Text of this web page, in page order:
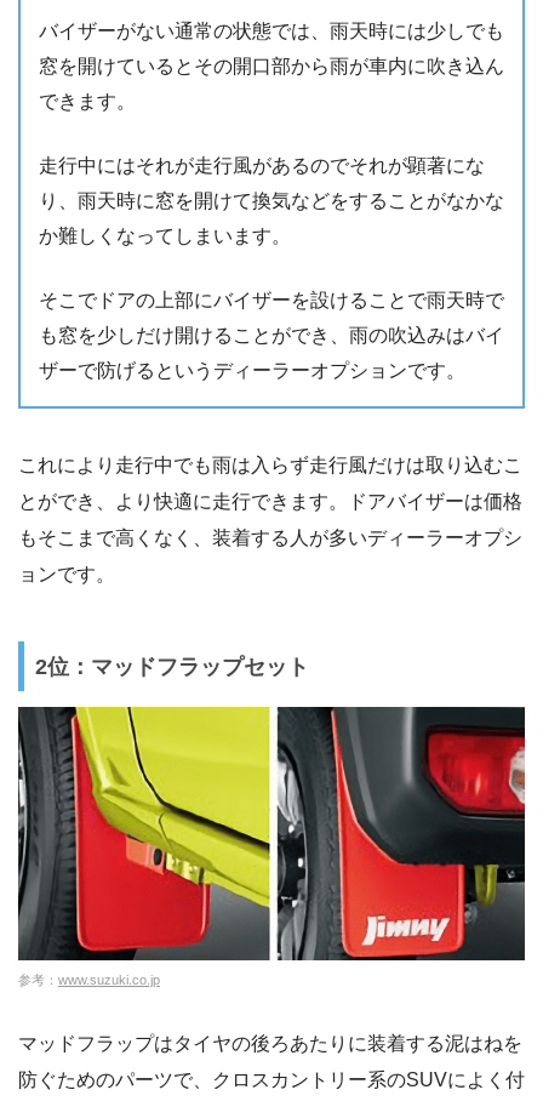
バイザーがない通常の状態では、雨天時には少しでも
窓を開けているとその開口部から雨が車内に吹き込ん
できます。
走行中にはそれが走行風があるのでそれが顕著にな
り、雨天時に窓を開けて換気などをすることがなかな
か難しくなってしまいます。
そこでドアの上部にバイザーを設けることで雨天時で
も窓を少しだけ開けることができ、雨の吹込みはバイ
ザーで防げるというディーラーオプションです。
これにより走行中でも雨は入らず走行風だけは取り込むこ
とができ、より快適に走行できます。ドアバイザーは価格
もそこまで高くなく、装着する人が多いディーラーオプシ
ョンです。
2位：マッドフラップセット
参考： www.suzuki.co.jp
マッドフラップはタイヤの後ろあたりに装着する泥はねを
防ぐためのパーツで、クロスカントリー系のSUVによく付